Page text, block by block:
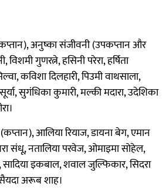
अनुष्का संजीवनी (उपकप्तान और
गुणरत्ने, हसिनी परेरा, हर्षिता
कविशा दिलहारी, पिउमी वाथसाला,
सुगंधिका कुमारी, मल्की मदारा, उदेशिका
आलिया रियाज, डायना बेग, एमान
संधू, नतालिया परवेज, ओमाइमा सोहेल,
इकबाल, शवाल जुल्फिकार, सिदरा
अरूब शाह।